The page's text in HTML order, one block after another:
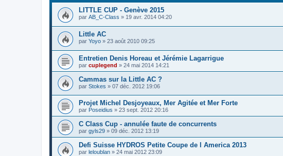
LITTLE CUP - Genève 2015
par AB_C-Class » 19 avr. 2014 04:20
Little AC
par Yoyo » 23 août 2010 09:25
Entretien Denis Horeau et Jérémie Lagarrigue
par cuplegend » 24 mai 2014 14:21
Cammas sur la Little AC ?
par Stokes » 07 déc. 2012 19:06
Projet Michel Desjoyeaux, Mer Agitée et Mer Forte
par Poseidius » 23 sept. 2012 20:16
C Class Cup - annulée faute de concurrents
par gyls29 » 09 déc. 2012 13:19
Defi Suisse HYDROS Petite Coupe de l America 2013
par leloublan » 24 mai 2012 23:09